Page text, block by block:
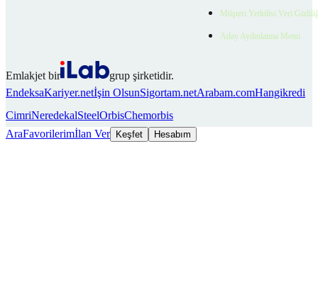
Müşteri Yetkilisi Veri
Aday Aydınlatma Metni
Emlakjet bir
grup şirketidir.
EndeksaKariyer.netİşin OlsunSigortam.netArabam.comHangikredi
CimriNeredekalSteelOrbisChemorbis
AraFavorilerimİlan Ver Keşfet Hesabım